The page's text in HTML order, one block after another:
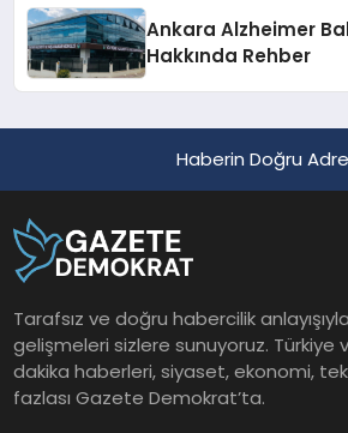
Ankara Alzheimer
Hakkında Rehber
Haberin Doğru
Tarafsız ve doğru habercilik
gelişmeleri sizlere sunuyoruz. Türkiye
dakika haberleri, siyaset, ekonomi,
fazlası Gazete Demokrat’ta.